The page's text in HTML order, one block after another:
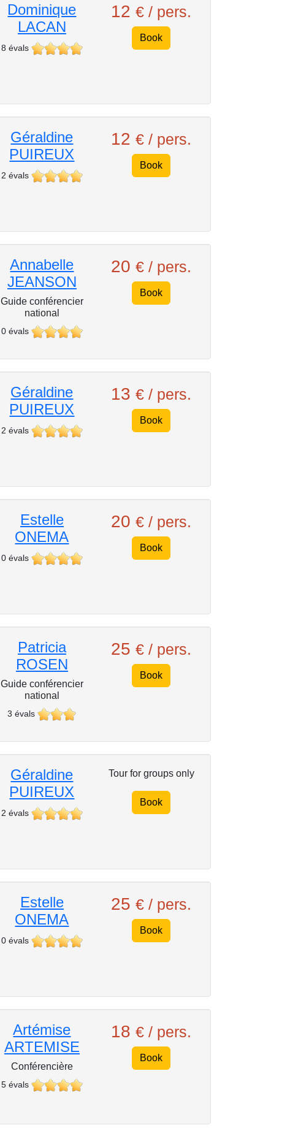
Dominique
LACAN
8 évals
12€ / pers.
Book
Géraldine
PUIREUX
2 évals
12€ / pers.
Book
Annabelle
JEANSON
Guide conférencier
national
0 évals
20€ / pers.
Book
Géraldine
PUIREUX
2 évals
13€ / pers.
Book
Estelle
ONEMA
0 évals
20€ / pers.
Book
Patricia
ROSEN
Guide conférencier
national
3 évals
25€ / pers.
Book
Géraldine
PUIREUX
2 évals
Tour for groups only
Book
Estelle
ONEMA
0 évals
25€ / pers.
Book
Artémise
ARTEMISE
Conférencière
5 évals
18€ / pers.
Book